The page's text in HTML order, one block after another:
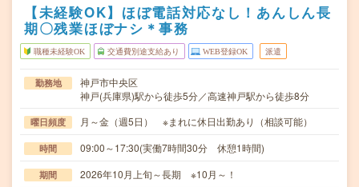
【未経験OK】ほぼ電話対応なし！あんしん長
期〇残業ほぼナシ＊事務
職種未経験OK 交通費別途支給あり WEB登録OK 派遣
勤務地
神戸市中央区
神戸(兵庫県)駅から徒歩5分／高速神戸駅から徒歩8分
曜日頻度 月～金（週5日） ※まれに休日出勤あり（相談可能）
時間 09:00～17:30(実働7時間30分 休憩1時間)
期間 2026年10月上旬～長期 ※10月～！